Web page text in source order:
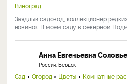
Виноград
Заядлый садовод, коллекционер
новинок. В моем саду в северном
Анна Евгеньевна
Россия, Бердск
Сад Огород Цветы Комнатные